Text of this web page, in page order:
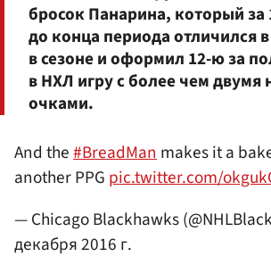
бросок Панарина, который за
до конца периода отличился
в сезоне и оформил 12-ю за
в НХЛ игру с более чем
очками.
And the#BreadManmakes it a
another PPG pic.twitter.com/
— Chicago Blackhawks
декабря 2016 г.